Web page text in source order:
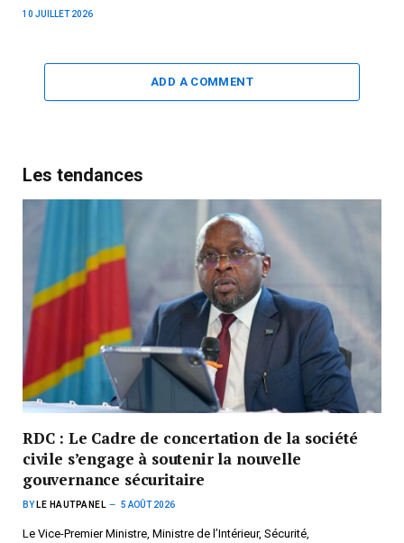
10 JUILLET 2026
ADD A COMMENT
Les tendances
RDC : Le Cadre de concertation de la société
civile s’engage à soutenir la nouvelle
gouvernance sécuritaire
BY LE HAUTPANEL 5 AOÛT 2026
Le Vice-Premier Ministre, Ministre de l’Intérieur, Sécurité,